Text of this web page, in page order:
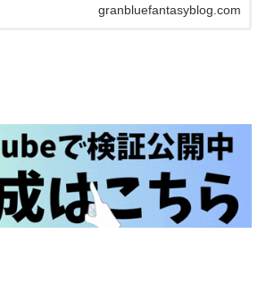
はじめにブル...
granbluefantasyblog.com